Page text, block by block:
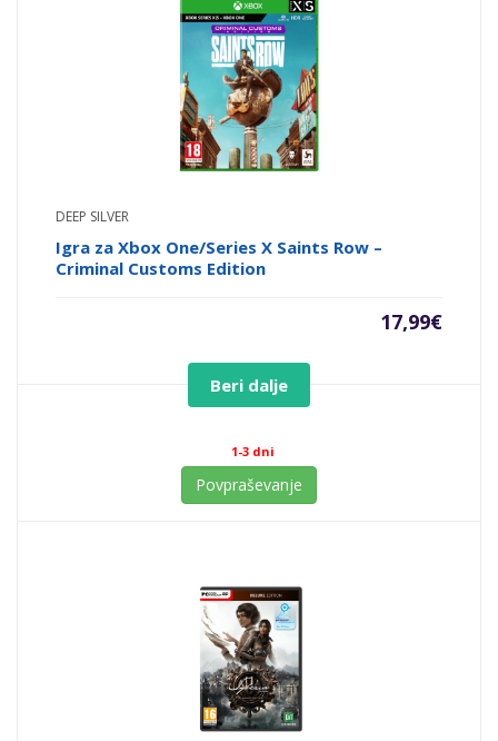
DEEP SILVER
Igra za Xbox One/Series X Saints Row –
Criminal Customs Edition
17,99€
Beri dalje
1-3 dni
Povpraševanje